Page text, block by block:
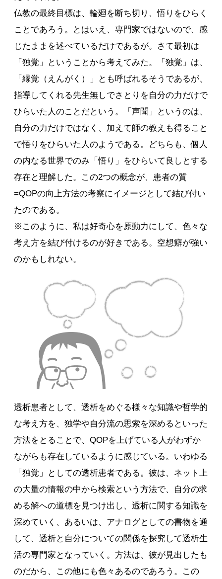
仏教の最終目標は、輪廻を断ち切り、悟りをひらく
ことであろう。とはいえ、専門家ではないので、感
じたままを述べているだけであるが。さて最初は
「独覚」ということから考えてみた。「独覚」は、
「縁覚（えんがく）」とも呼ばれるそうであるが、
指導してくれる先生無しでさとりを自分の力だけで
ひらいた人のことだという。「声聞」というのは、
自分の力だけではなく、加えて師の教えも得ること
で悟りをひらいた人のようである。どちらも、個人
の内なる世界でのみ「悟り」をひらいて良しとする
存在と理解した。この2つの概念が、患者の質
=QOPの向上方法の考察にイメージとして結び付い
たのである。
※このように、私は好奇心を原動力にして、色々な
考え方を結び付けるのが好きである。空想癖が強い
のかもしれない。
透析患者として、透析をめぐる様々な知識や哲学的
な考え方を、独学や自分流の思索を深めるといった
方法をとることで、QOPを上げている人がわずか
ながらも存在しているように感じている。いわゆる
「独覚」としての透析患者である。彼は、ネット上
の大量の情報の中から検索という方法で、自分の求
める解への道標を見つけ出し、透析に関する知識を
深めていく、あるいは、アナログとしての書物を通
して、透析と自分についての関係を探究して透析生
活の専門家となっていく。方法は、彼が見出したも
のだから、この他にも色々あるのであろう。この